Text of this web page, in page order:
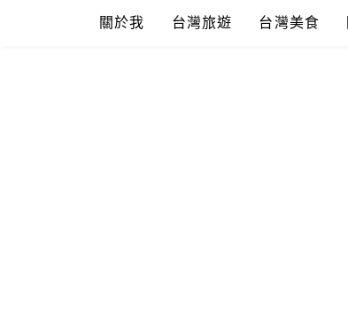
關於我 台灣旅遊 台灣美食